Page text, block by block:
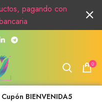
0
BIENVENIDA5
pagando con